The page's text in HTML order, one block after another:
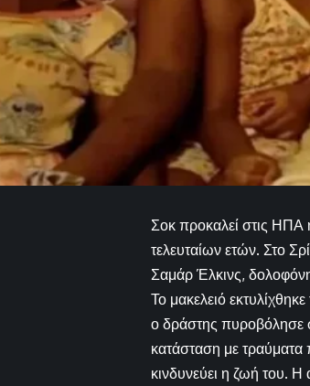
Σοκ προκαλεί στις ΗΠΑ
τελευταίων ετών. Στο
Σαμάρ Έλκινς,
Το μακελειό
ο δράστης πυροβόλησε
κατάσταση με
κινδυνεύει η ζωή του. Η